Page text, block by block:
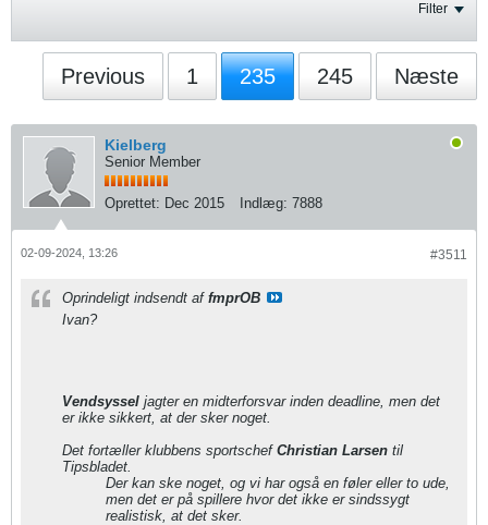
Filter
Previous 1 235 245 Næste
Kielberg
Senior Member
Oprettet: Dec 2015 Indlæg: 7888
#3511
02-09-2024, 13:26
Oprindeligt indsendt af fmprOB
Ivan?
Vendsyssel jagter en midterforsvar inden deadline, men det
er ikke sikkert, at der sker noget.
Det fortæller klubbens sportschef Christian Larsen til
Tipsbladet.
Der kan ske noget, og vi har også en føler eller to ude,
men det er på spillere hvor det ikke er sindssygt
realistisk, at det sker.